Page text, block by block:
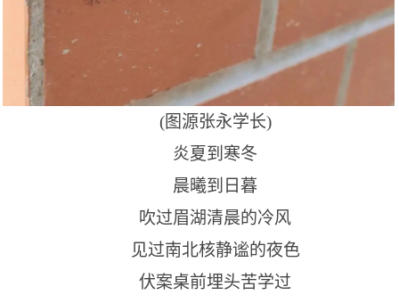
(图源张永学长)
炎夏到寒冬
晨曦到日暮
吹过眉湖清晨的冷风
见过南北核静谧的夜色
伏案桌前埋头苦学过